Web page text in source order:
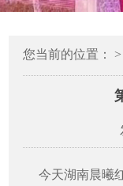
您当前的位置：
今天湖南晨曦